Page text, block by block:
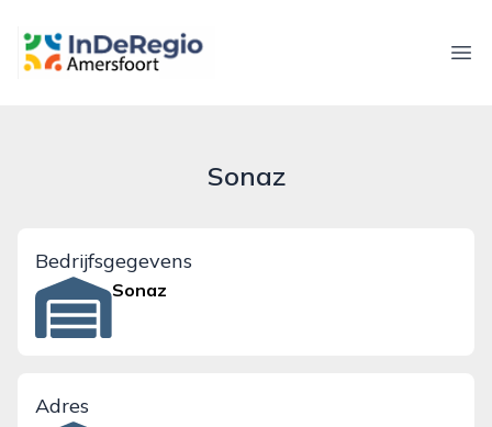
inderegioamersfoort.nl
Sonaz
Bedrijfsgegevens
Sonaz
Adres